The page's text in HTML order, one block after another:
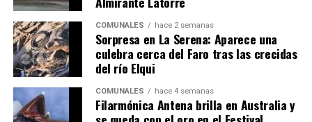
COMUNALES hace 2 semanas
Sorpresa en La Serena: Aparece una
culebra cerca del Faro tras las crecidas
del río Elqui
COMUNALES hace 4 semanas
Filarmónica Antena brilla en Australia y